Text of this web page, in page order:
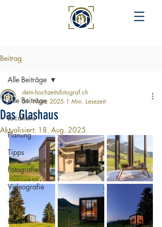
Beitrag
Alle Beiträge
Locations
Planung
Tipps
Fotografie
Videografie
Tanz
Food
Alle Beiträge
Das Glashaus
dein-hochzeitsfotograf.ch
31. März 2025 1 Min. Lesezeit
Aktualisiert: 18. Aug. 2025